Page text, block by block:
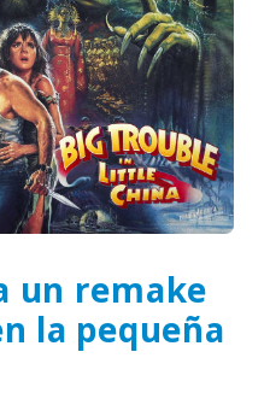
un remake
la pequeña